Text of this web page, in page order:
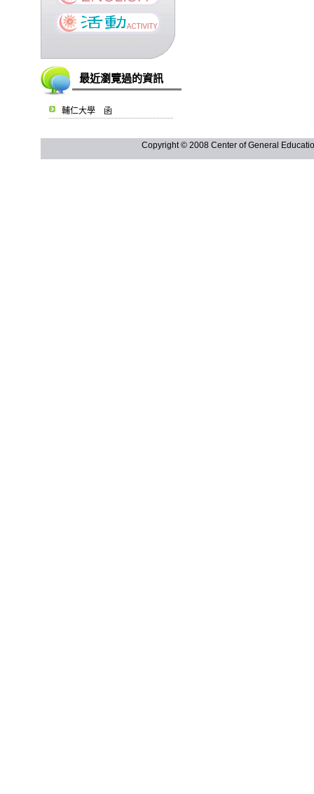
最近瀏覽過的資訊
輔仁大學 函
Copyright © 2008 Center of General